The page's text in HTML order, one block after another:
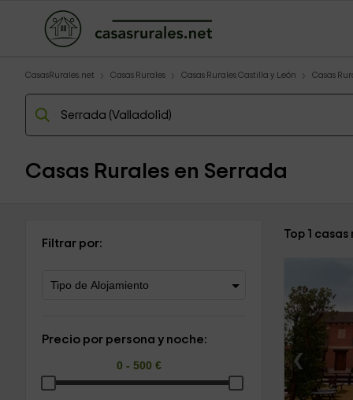
CasasRurales.net Casas Rurales Casas Rurales Castilla y León Casas
Casas Rurales en Serrada
Filtrar por:
Precio por persona y noche:
Top 1
‹